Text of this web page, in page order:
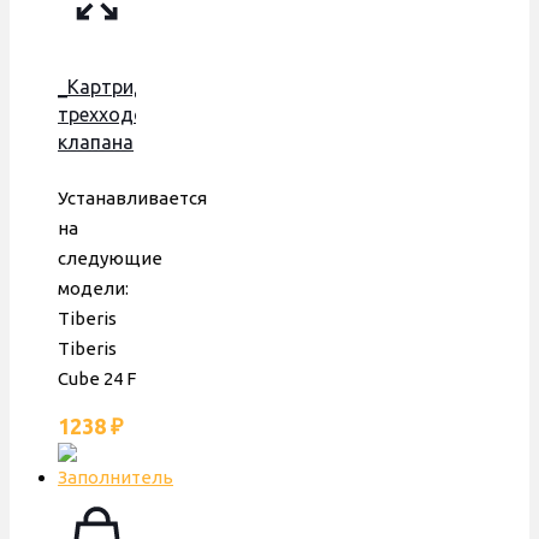
_Картридж
трехходового
клапана
Cube
24F, для
пластиковой
гидрогруппы,
306221113
Устанавливается
на
следующие
модели:
Tiberis
Tiberis
Cube 24 F
1238 ₽